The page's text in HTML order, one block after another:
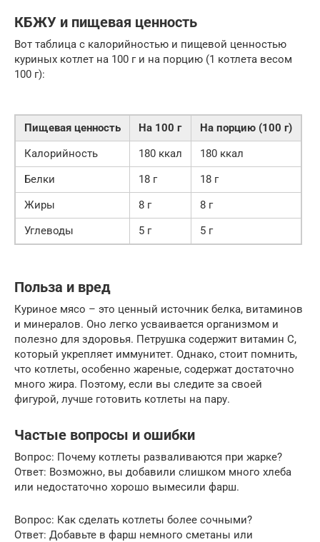
КБЖУ и пищевая ценность
Вот таблица с калорийностью и пищевой ценностью
куриных котлет на 100 г и на порцию (1 котлета весом
100 г):
Пищевая ценность На 100 г
На порцию (100 г)
Калорийность
180 ккал
180 ккал
Белки
18 г
18 г
Жиры
8 г
8 г
Углеводы
5 г 5 г
Польза и вред
Куриное мясо – это ценный источник белка, витаминов
и минералов. Оно легко усваивается организмом и
полезно для здоровья. Петрушка содержит витамин С,
который укрепляет иммунитет. Однако, стоит помнить,
что котлеты, особенно жареные, содержат достаточно
много жира. Поэтому, если вы следите за своей
фигурой, лучше готовить котлеты на пару.
Частые вопросы и ошибки
Вопрос: Почему котлеты разваливаются при жарке?
Ответ: Возможно, вы добавили слишком много хлеба
или недостаточно хорошо вымесили фарш.
Вопрос: Как сделать котлеты более сочными?
Ответ: Добавьте в фарш немного сметаны или